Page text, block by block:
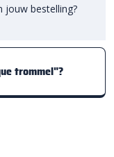
jouw bestelling?
trommel"?